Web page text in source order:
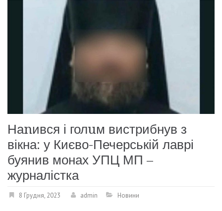
Наnився і голuм вистрибнув з
вікна: у Києво-Печерській лаврі
буянив монах УПЦ МП –
журналістка
8 Грудня, 2023 admin Новини